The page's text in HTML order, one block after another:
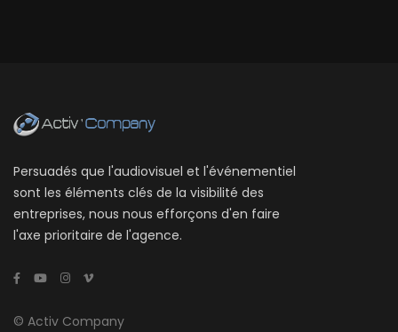
Persuadés que l'audiovisuel et l'événementiel
sont les éléments clés de la visibilité des
entreprises, nous nous efforçons d'en faire
l'axe prioritaire de l'agence.
© Activ Company